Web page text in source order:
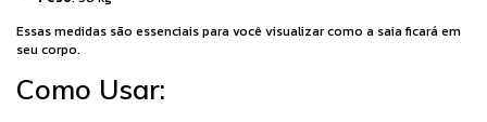
Essas medidas são essenciais para você visualizar como a saia ficará em
seu corpo.
Como Usar: